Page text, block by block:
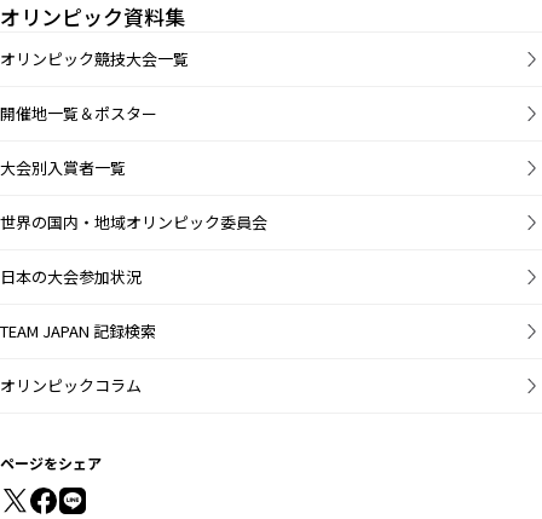
オリンピック資料集
オリンピック競技大会一覧
開催地一覧＆ポスター
大会別入賞者一覧
世界の国内・地域オリンピック委員会
日本の大会参加状況
TEAM JAPAN 記録検索
オリンピックコラム
ページをシェア